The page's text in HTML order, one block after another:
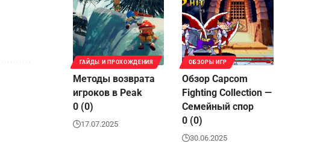
ГАЙДЫ И ПРОХОЖДЕНИЯ
Методы возврата
игроков в Peak
0 (0)
17.07.2025
ОБЗОРЫ ИГР
Обзор Capcom
Fighting Collection —
Семейный спор
0 (0)
30.06.2025